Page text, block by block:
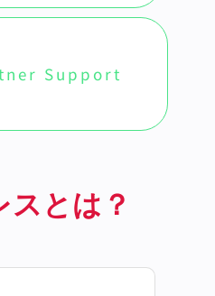
Support
スとは？